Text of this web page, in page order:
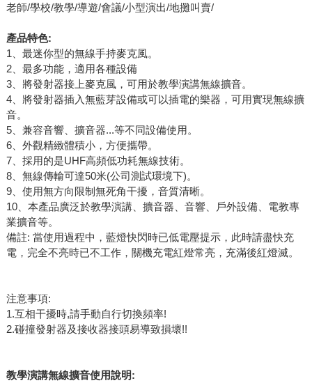
老師/學校/教學/導遊/會議/小型演出/地攤叫賣/
產品特色:
1、最迷你型的無線手持麥克風。
2、最多功能，適用各種設備
3、將發射器接上麥克風，可用於教學演講無線擴音。
4、將發射器插入無藍芽設備或可以插電的樂器，可用實現無線擴
音。
5、兼容音響、擴音器...等不同設備使用。
6、外觀精緻體積小，方便攜帶。
7、採用的是UHF高頻低功耗無線技術。
8、無線傳輸可達50米(公司測試環境下)。
9、使用無方向限制無死角干擾，音質清晰。
10、本產品廣泛於教學演講、擴音器、音響、戶外設備、電教專
業擴音等。
備註: 當使用過程中，藍燈快閃時已低電壓提示，此時請盡快充
電，完全不亮時已不工作，關機充電紅燈常亮，充滿後紅燈滅。
注意事項:
1.互相干擾時,請手動自行切換頻率!
2.碰撞發射器及接收器接頭易導致損壞!!
教學演講無線擴音使用說明: